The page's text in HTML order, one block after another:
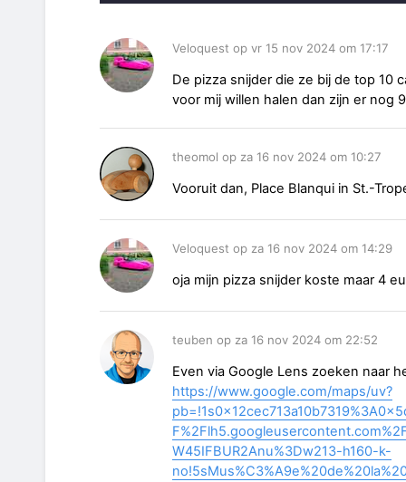
Veloquest op vr 15 nov 2024 om 17:17
De pizza snijder die ze bij de top 10
voor mij willen halen dan zijn er nog
theomol op za 16 nov 2024 om 10:27
Vooruit dan, Place Blanqui in St.-
Veloquest op za 16 nov 2024 om 14:29
oja mijn pizza snijder koste maar 4
teuben op za 16 nov 2024 om 22:52
Even via Google Lens zoeken naar
https://www.google.com/maps/uv?
W45IFBUR2Anu%3Dw213-h160-k-